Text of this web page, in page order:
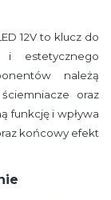
12V to klucz do
i estetycznego
należą
oraz
funkcję i wpływa
końcowy efekt